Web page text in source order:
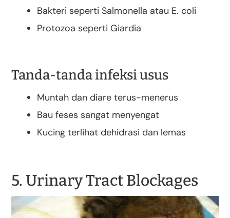
Bakteri seperti Salmonella atau E. coli
Protozoa seperti Giardia
Tanda-tanda infeksi usus
Muntah dan diare terus-menerus
Bau feses sangat menyengat
Kucing terlihat dehidrasi dan lemas
5. Urinary Tract Blockages